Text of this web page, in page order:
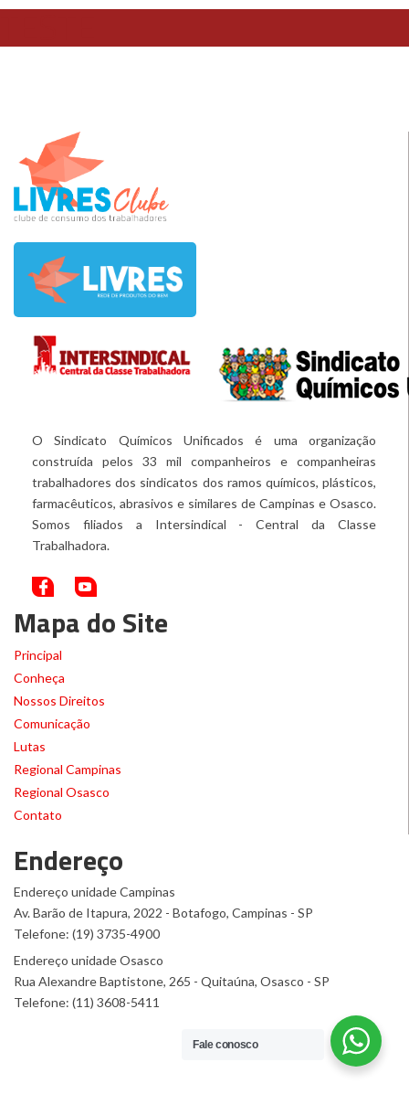
TESTE
O Sindicato Químicos Unificados é uma organização
construída pelos 33 mil companheiros e companheiras
trabalhadores dos sindicatos dos ramos químicos, plásticos,
farmacêuticos, abrasivos e similares de Campinas e Osasco.
Somos filiados a Intersindical - Central da Classe
Trabalhadora.
Mapa do Site
Principal
Conheça
Nossos Direitos
Comunicação
Lutas
Regional Campinas
Regional Osasco
Contato
Endereço
Endereço unidade Campinas
Av. Barão de Itapura, 2022 - Botafogo, Campinas - SP
Telefone: (19) 3735-4900
Endereço unidade Osasco
Rua Alexandre Baptistone, 265 - Quitaúna, Osasco - SP
Telefone: (11) 3608-5411
Fale conosco